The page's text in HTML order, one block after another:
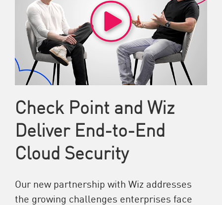
Check Point and Wiz
Deliver End-to-End
Cloud Security
Our new partnership with Wiz addresses
the growing challenges enterprises face